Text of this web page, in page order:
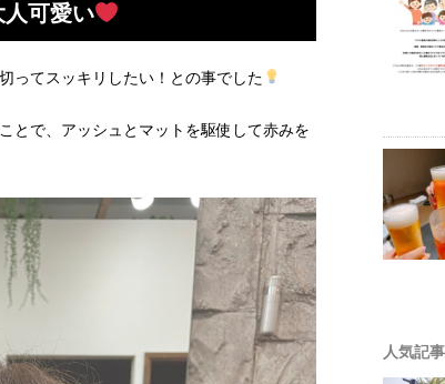
人可愛い
ってスッキリしたい！との事でした
とで、アッシュとマットを駆使して赤みを
人気記事